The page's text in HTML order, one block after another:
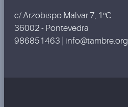
c/ Arzobispo Malvar 7, 1ºC
36002 - Pontevedra
986851463 | info@tambre.org